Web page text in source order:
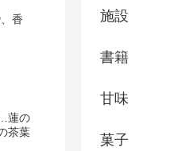
香
蓮の
茶葉
施設
書籍
甘味
菓子